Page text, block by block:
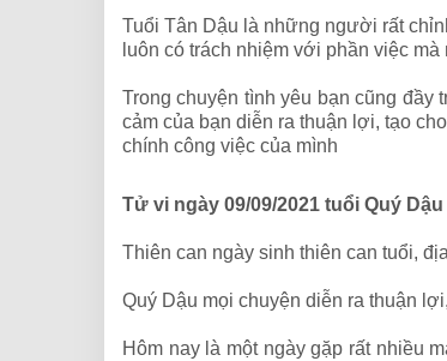
Tuổi Tân Dậu là những người rất
luôn có trách nhiệm với phần việc
Trong chuyện tình yêu bạn cũng
cảm của bạn diễn ra thuận lợi, tạo
chính công việc của mình
Tử vi ngày 09/09/2021 tuổi Quý Dậu
Thiên can ngày sinh thiên can tuổi,
Quý Dậu mọi chuyện diễn ra thuận
Hôm nay là một ngày gặp rất nhiều